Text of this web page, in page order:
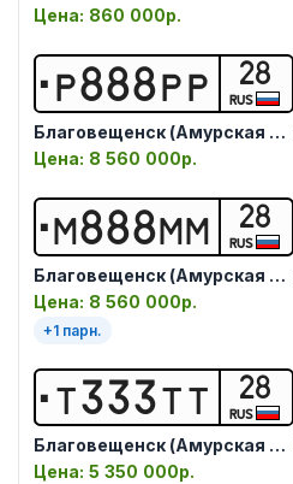
М888ММ 28
RUS
Благовещенск (Амурская обл.)
Цена: 8 560 000р.
+1 парн.
Т333ТТ 28
RUS
Благовещенск (Амурская обл.)
Цена: 5 350 000р.
Цена: 860 000р.
Р888РР 28
RUS
Благовещенск (Амурская обл.)
Цена: 8 560 000р.